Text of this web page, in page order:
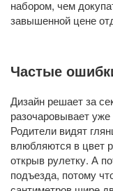
набором, чем
завышенной цене
Частые
Дизайн решает за
разочаровывает
Родители видят
влюбляются в цвет
открыв рулетку. А
подъезда, потому